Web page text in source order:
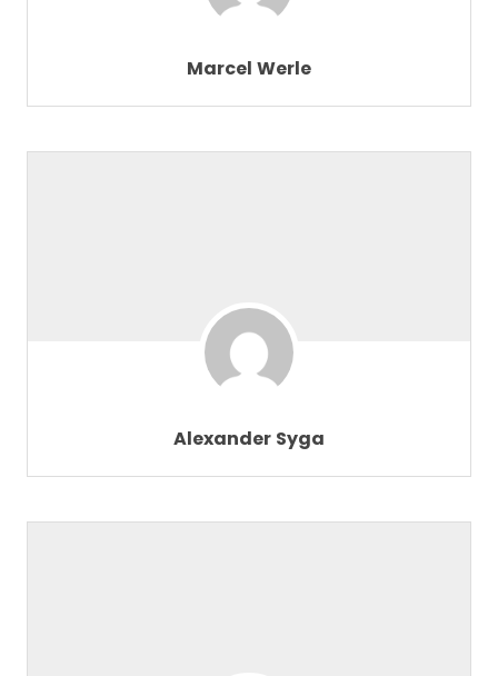
Marcel Werle
Alexander Syga